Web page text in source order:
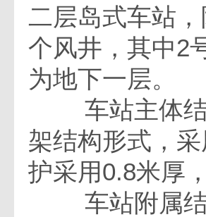
二层岛式车站
个风井，其中2
为地下一层。
车站主体结
架结构形式，
护采用0.8米厚
车站附属结